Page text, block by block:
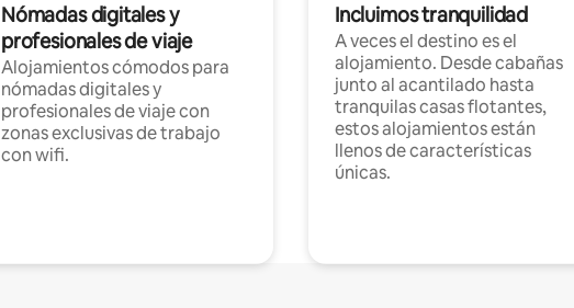
Nómadas digitales y
profesionales de viaje
Alojamientos cómodos para
nómadas digitales y
profesionales de viaje con
zonas exclusivas de trabajo
con wifi.
Incluimos tranquilidad
A veces el destino es el
alojamiento. Desde cabañas
junto al acantilado hasta
tranquilas casas flotantes,
estos alojamientos están
llenos de características
únicas.